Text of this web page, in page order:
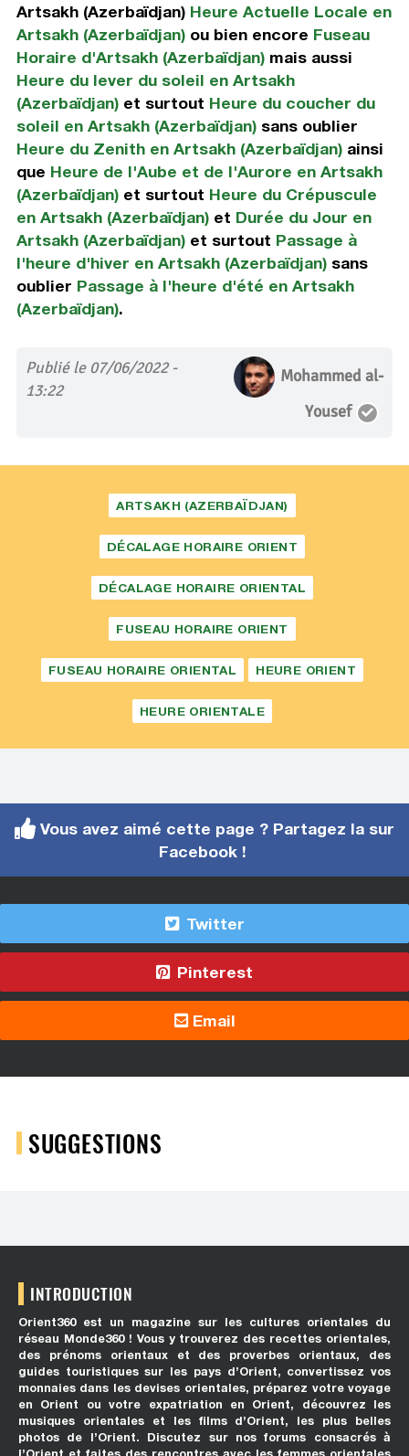
Artsakh (Azerbaïdjan) Heure Actuelle Locale en
Artsakh (Azerbaïdjan)ou bien encore Fuseau
Horaire d'Artsakh (Azerbaïdjan)mais aussi
Heure du lever du soleil en Artsakh
(Azerbaïdjan)et surtout Heure du coucher du
soleil en Artsakh (Azerbaïdjan)sans oublier
Heure du Zenith en Artsakh (Azerbaïdjan)ainsi
que Heure de l'Aube et de l'Aurore en Artsakh
(Azerbaïdjan)et surtout Heure du Crépuscule
en Artsakh (Azerbaïdjan)et Durée du Jour en
Artsakh (Azerbaïdjan)et surtout Passage à
l'heure d'hiver en Artsakh (Azerbaïdjan)sans
oublier Passage à l'heure d'été en Artsakh
(Azerbaïdjan).
Publié le 07/06/2022 -
13:22
Mohammed al-
Yousef
ARTSAKH (AZERBAÏDJAN)
DÉCALAGE HORAIRE ORIENT
DÉCALAGE HORAIRE ORIENTAL
FUSEAU HORAIRE ORIENT
FUSEAU HORAIRE ORIENTAL HEURE ORIENT
HEURE ORIENTALE
Vous avez aimé cette page ? Partagez la sur
Facebook !
Twitter
Pinterest
Email
SUGGESTIONS
INTRODUCTION
Orient360 est un magazine sur les cultures orientales du
réseau Monde360 ! Vous y trouverez des recettes orientales,
des prénoms orientaux et des proverbes orientaux, des
guides touristiques sur les pays d’Orient, convertissez vos
monnaies dans les devises orientales, préparez votre voyage
en Orient ou votre expatriation en Orient, découvrez les
musiques orientales et les films d’Orient, les plus belles
photos de l’Orient. Discutez sur nos forums consacrés à